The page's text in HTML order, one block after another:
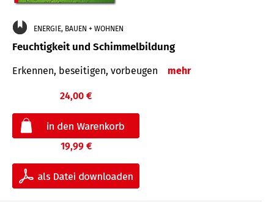
ENERGIE, BAUEN + WOHNEN
Feuchtigkeit und Schimmelbildung
Erkennen, beseitigen, vorbeugen mehr
24,00 €
19,99 €